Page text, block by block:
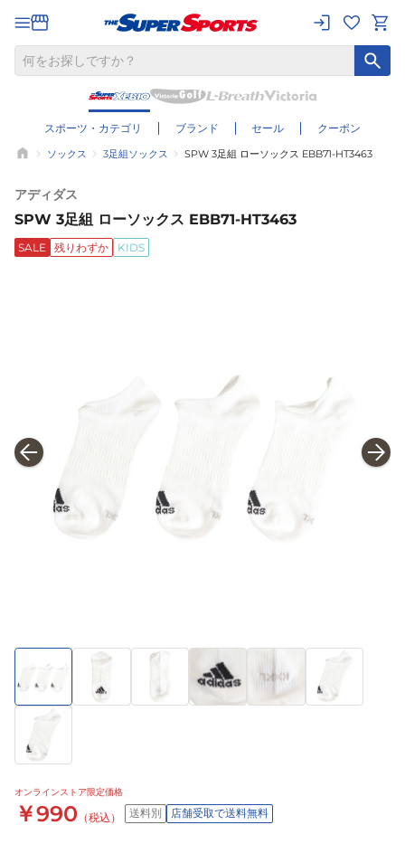
スポーツ・カテゴリ ブランド セール クーポン
ソックス 3足組ソックス SPW 3足組 ローソックス EBB71-HT3463
アディダス
SPW 3足組 ローソックス EBB71-HT3463
SALE 残りわずか KIDS
オンラインストア限定価格
￥990 （税込） 送料別 店舗受取で送料無料